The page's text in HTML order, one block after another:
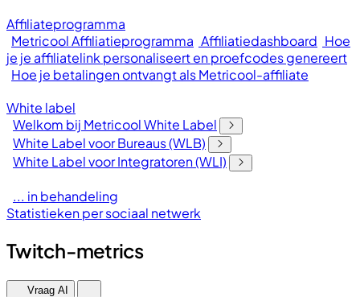
Affiliateprogramma
Metricool Affiliatieprogramma Affiliatiedashboard Hoe
je je affiliatelink personaliseert en proefcodes genereert
Hoe je betalingen ontvangt als Metricool-affiliate
White label
Welkom bij Metricool White Label
White Label voor Bureaus (WLB)
White Label voor Integratoren (WLI)
... in behandeling
Statistieken per sociaal netwerk
Twitch-metrics
Vraag AI